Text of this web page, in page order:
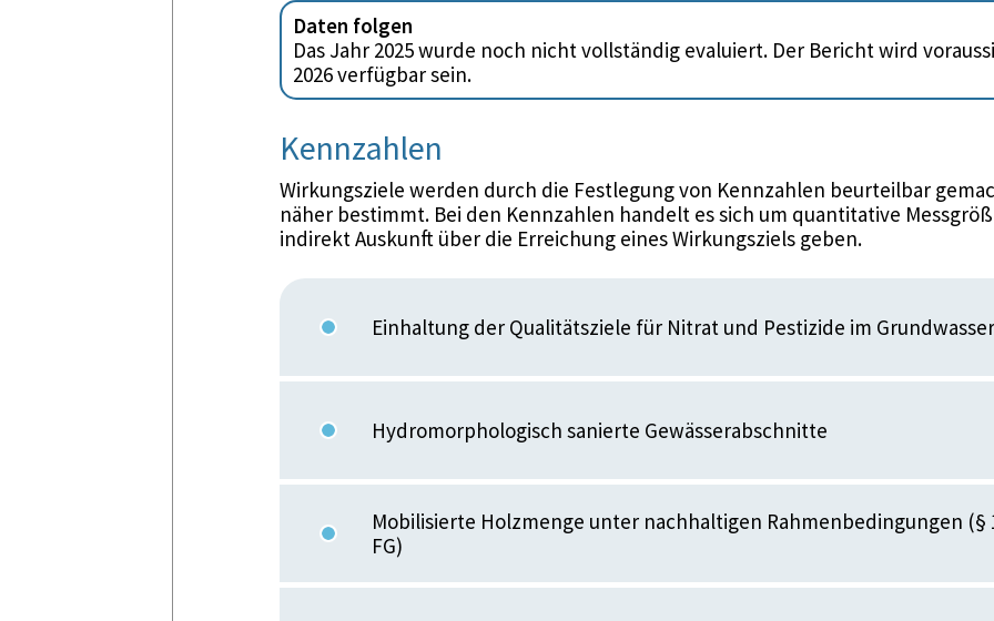
Daten folgen
Das Jahr 2025 wurde noch nicht vollständig evaluiert. Der Bericht wird
2026 verfügbar sein.
Kennzahlen
Wirkungsziele werden durch die Festlegung von Kennzahlen beurteilbar
näher bestimmt. Bei den Kennzahlen handelt es sich um quantitative
indirekt Auskunft über die Erreichung eines Wirkungsziels geben.
Einhaltung der Qualitätsziele für Nitrat und Pestizide im Grundwasser
Hydromorphologisch sanierte Gewässerabschnitte
Mobilisierte Holzmenge unter nachhaltigen Rahmenbedingungen (§
FG)